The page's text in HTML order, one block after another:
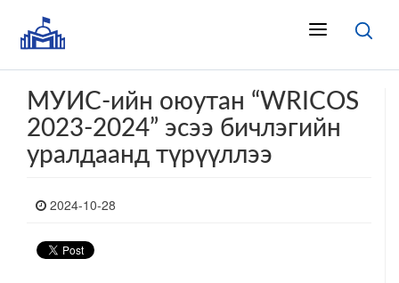
МУИС-ийн оюутан “WRICOS
2023-2024” эсээ бичлэгийн
уралдаанд түрүүллээ
2024-10-28